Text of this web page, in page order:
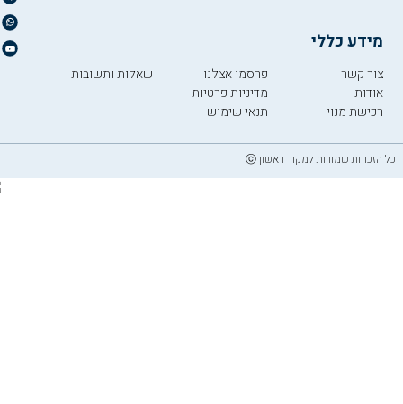
מידע כללי
צור קשר
אודות
רכישת מנוי
פרסמו אצלנו
מדיניות פרטיות
תנאי שימוש
שאלות ותשובות
כל הזכויות שמורות למקור ראשון ⓒ